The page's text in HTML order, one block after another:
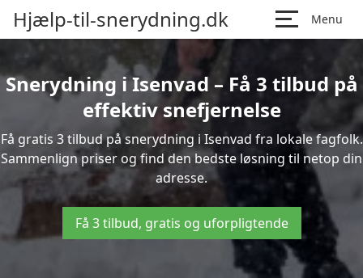
Hjælp-til-snerydning.dk Menu
Snerydning i Isenvad – Få 3 tilbud på
effektiv snefjernelse
Få gratis 3 tilbud på snerydning i Isenvad fra lokale fagfolk.
Sammenlign priser og find den bedste løsning til netop din
adresse.
Få 3 tilbud, gratis og uforpligtende